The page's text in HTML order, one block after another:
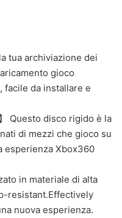
tua archiviazione dei
gioco
facile da installare e
Questo disco rigido è la
di mezzi che gioco su
esperienza Xbox360
in materiale di alta
resistant.Effectively
nuova esperienza.